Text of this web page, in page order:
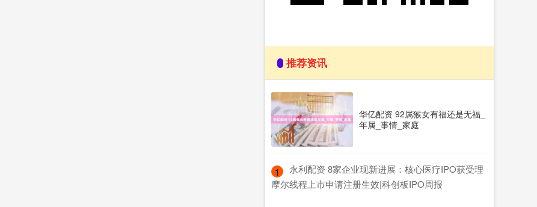
推荐资讯
华亿配资 92属猴女有福还是无福_
年属_事情_家庭
1
​永利配资 8家企业现新进展：核心医疗IPO获受理
摩尔线程上市申请注册生效|科创板IPO周报